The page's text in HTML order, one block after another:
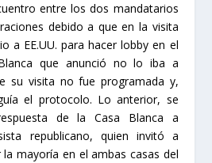
entre los dos mandatarios
debido a que en la visita
a EE.UU. para hacer lobby en el
que anunció no lo iba a
su visita no fue programada y,
el protocolo. Lo anterior, se
de la Casa Blanca a
republicano, quien invitó a
mayoría en el ambas casas del